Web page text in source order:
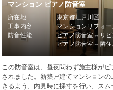
マンション ピアノ防音室
所在地
東京都江戸川区
工事内容
マンションリフォ
防音性能
ピアノ防音室⇔リビ
ピアノ防音室⇔隣住
この防音室は、昼夜問わず施主様が
されました。新築戸建てマンション
きるよう、内見時に採寸を行い、ス